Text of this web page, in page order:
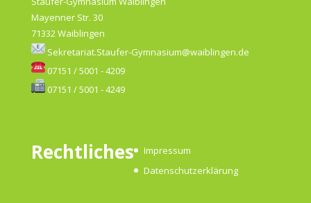
Mayenner Str. 30
71332 Waiblingen
Sekretariat.Staufer-Gymnasium@waiblingen.de
07151 / 5001 - 4209
07151 / 5001 - 4249
Rechtliches
Impressum
Datenschutzerklärung